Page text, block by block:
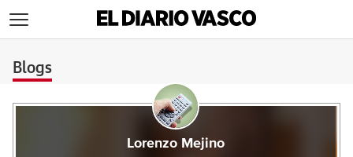
Blogs
Lorenzo Mejino